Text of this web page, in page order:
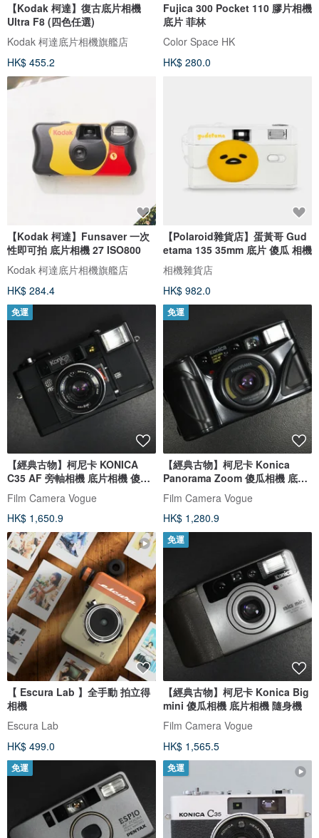
【Kodak 柯達】復古底片相機
Ultra F8 (四色任選)
Kodak 柯達底片相機旗艦店
HK$ 455.2
Fujica 300 Pocket 110 膠片相機
底片 菲林
Color Space HK
HK$ 280.0
【Kodak 柯達】Funsaver 一次
性即可拍 底片相機 27 ISO800
Kodak 柯達底片相機旗艦店
HK$ 284.4
【Polaroid雜貨店】蛋黃哥 Gud
etama 135 35mm 底片 傻瓜 相機
相機雜貨店
HK$ 982.0
免運
【經典古物】柯尼卡 KONICA
C35 AF 旁軸相機 底片相機 傻瓜
相機
Film Camera Vogue
HK$ 1,650.9
免運
【經典古物】柯尼卡 Konica
Panorama Zoom 傻瓜相機 底片
相機
Film Camera Vogue
HK$ 1,280.9
【 Escura Lab 】全手動 拍立得
相機
Escura Lab
HK$ 499.0
免運
【經典古物】柯尼卡 Konica Big
mini 傻瓜相機 底片相機 隨身機
Film Camera Vogue
HK$ 1,565.5
免運 免運